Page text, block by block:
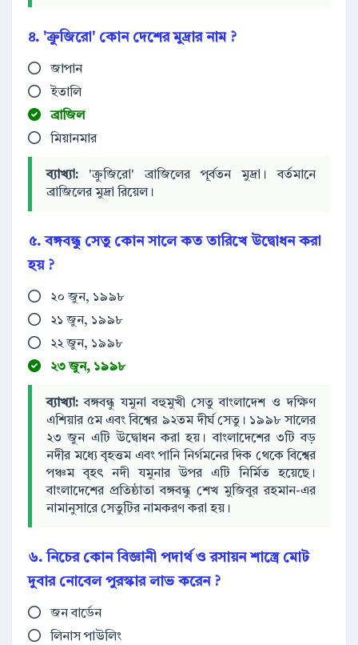
৪. 'ক্রুজিরো' কোন দেশের মুদ্রার নাম ?
জাপান
ইতালি
ব্রাজিল
মিয়ানমার
ব্যাখ্যা: 'ক্রুজিরো' ব্রাজিলের পূর্বতন মুদ্রা। বর্তমানে
ব্রাজিলের মুদ্রা রিয়েল।
৫. বঙ্গবন্ধু সেতু কোন সালে কত তারিখে উদ্বোধন করা
হয় ?
২০ জুন, ১৯৯৮
২১ জুন, ১৯৯৮
২২ জুন, ১৯৯৮
২৩ জুন, ১৯৯৮
ব্যাখ্যা: বঙ্গবন্ধু যমুনা বহুমুখী সেতু বাংলাদেশ ও দক্ষিণ
এশিয়ার ৫ম এবং বিশ্বের ৯২তম দীর্ঘ সেতু। ১৯৯৮ সালের
২৩ জুন এটি উদ্বোধন করা হয়। বাংলাদেশের ৩টি বড়
নদীর মধ্যে বৃহত্তম এবং পানি নির্গমনের দিক থেকে বিশ্বের
পঞ্চম বৃহৎ নদী যমুনার উপর এটি নির্মিত হয়েছে।
বাংলাদেশের প্রতিষ্ঠাতা বঙ্গবন্ধু শেখ মুজিবুর রহমান-এর
নামানুসারে সেতুটির নামকরণ করা হয়।
৬. নিচের কোন বিজ্ঞানী পদার্থ ও রসায়ন শাস্ত্রে মোট
দুবার নোবেল পুরস্কার লাভ করেন ?
জন বার্ডেন
লিনাস পাউলিং